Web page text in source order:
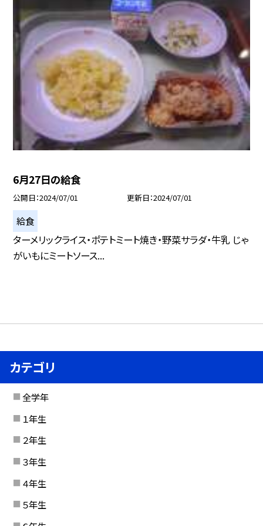
6月27日の給食
公開日 2024/07/01 更新日 2024/07/01
給食
ターメリックライス・ポテトミート焼き・野菜サラダ・牛乳 じゃ
がいもにミートソース...
カテゴリ
全学年
１年生
２年生
３年生
４年生
５年生